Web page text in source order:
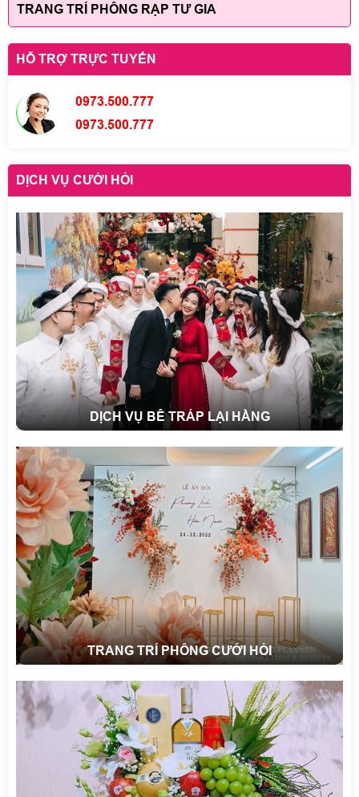
TRANG TRÍ PHÔNG RẠP TƯ GIA
HỖ TRỢ TRỰC TUYẾN
0973.500.777
0973.500.777
DỊCH VỤ CƯỚI HỎI
DỊCH VỤ BÊ TRÁP LẠI HẰNG
TRANG TRÍ PHÔNG CƯỚI HỎI